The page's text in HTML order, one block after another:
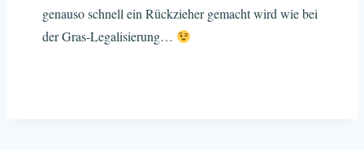
genauso schnell ein Rückzieher gemacht wird wie bei
der Gras-Legalisierung…